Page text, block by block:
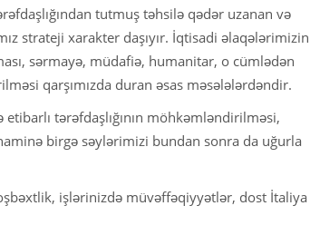
tutmuş təhsilə qədər uzanan və
strateji xarakter daşıyır. İqtisadi əlaqələrimizin
sərmayə, müdafiə, humanitar, o cümlədən
qarşımızda duran əsas məsələlərdəndir.
tərəfdaşlığının möhkəmləndirilməsi,
birgə səylərimizi bundan sonra da uğurla
işlərinizdə müvəffəqiyyətlər, dost İtaliya